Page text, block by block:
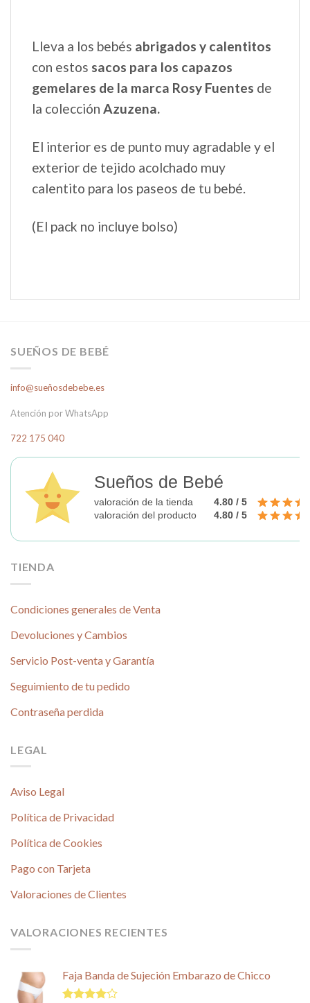
Lleva a los bebés abrigados y calentitos
con estos sacos para los capazos
gemelares de la marca Rosy Fuentes de
la colección Azuzena.
El interior es de punto muy agradable y el
exterior de tejido acolchado muy
calentito para los paseos de tu bebé.
(El pack no incluye bolso)
SUEÑOS DE BEBÉ
info@sueñosdebebe.es
Atención por WhatsApp
722 175 040
Sueños de Bebé
valoración de la tienda
4.80 / 5
valoración del producto
4.80 / 5
TIENDA
Condiciones generales de Venta
Devoluciones y Cambios
Servicio Post-venta y Garantía
Seguimiento de tu pedido
Contraseña perdida
LEGAL
Aviso Legal
Política de Privacidad
Política de Cookies
Pago con Tarjeta
Valoraciones de Clientes
VALORACIONES RECIENTES
Faja Banda de Sujeción Embarazo de Chicco